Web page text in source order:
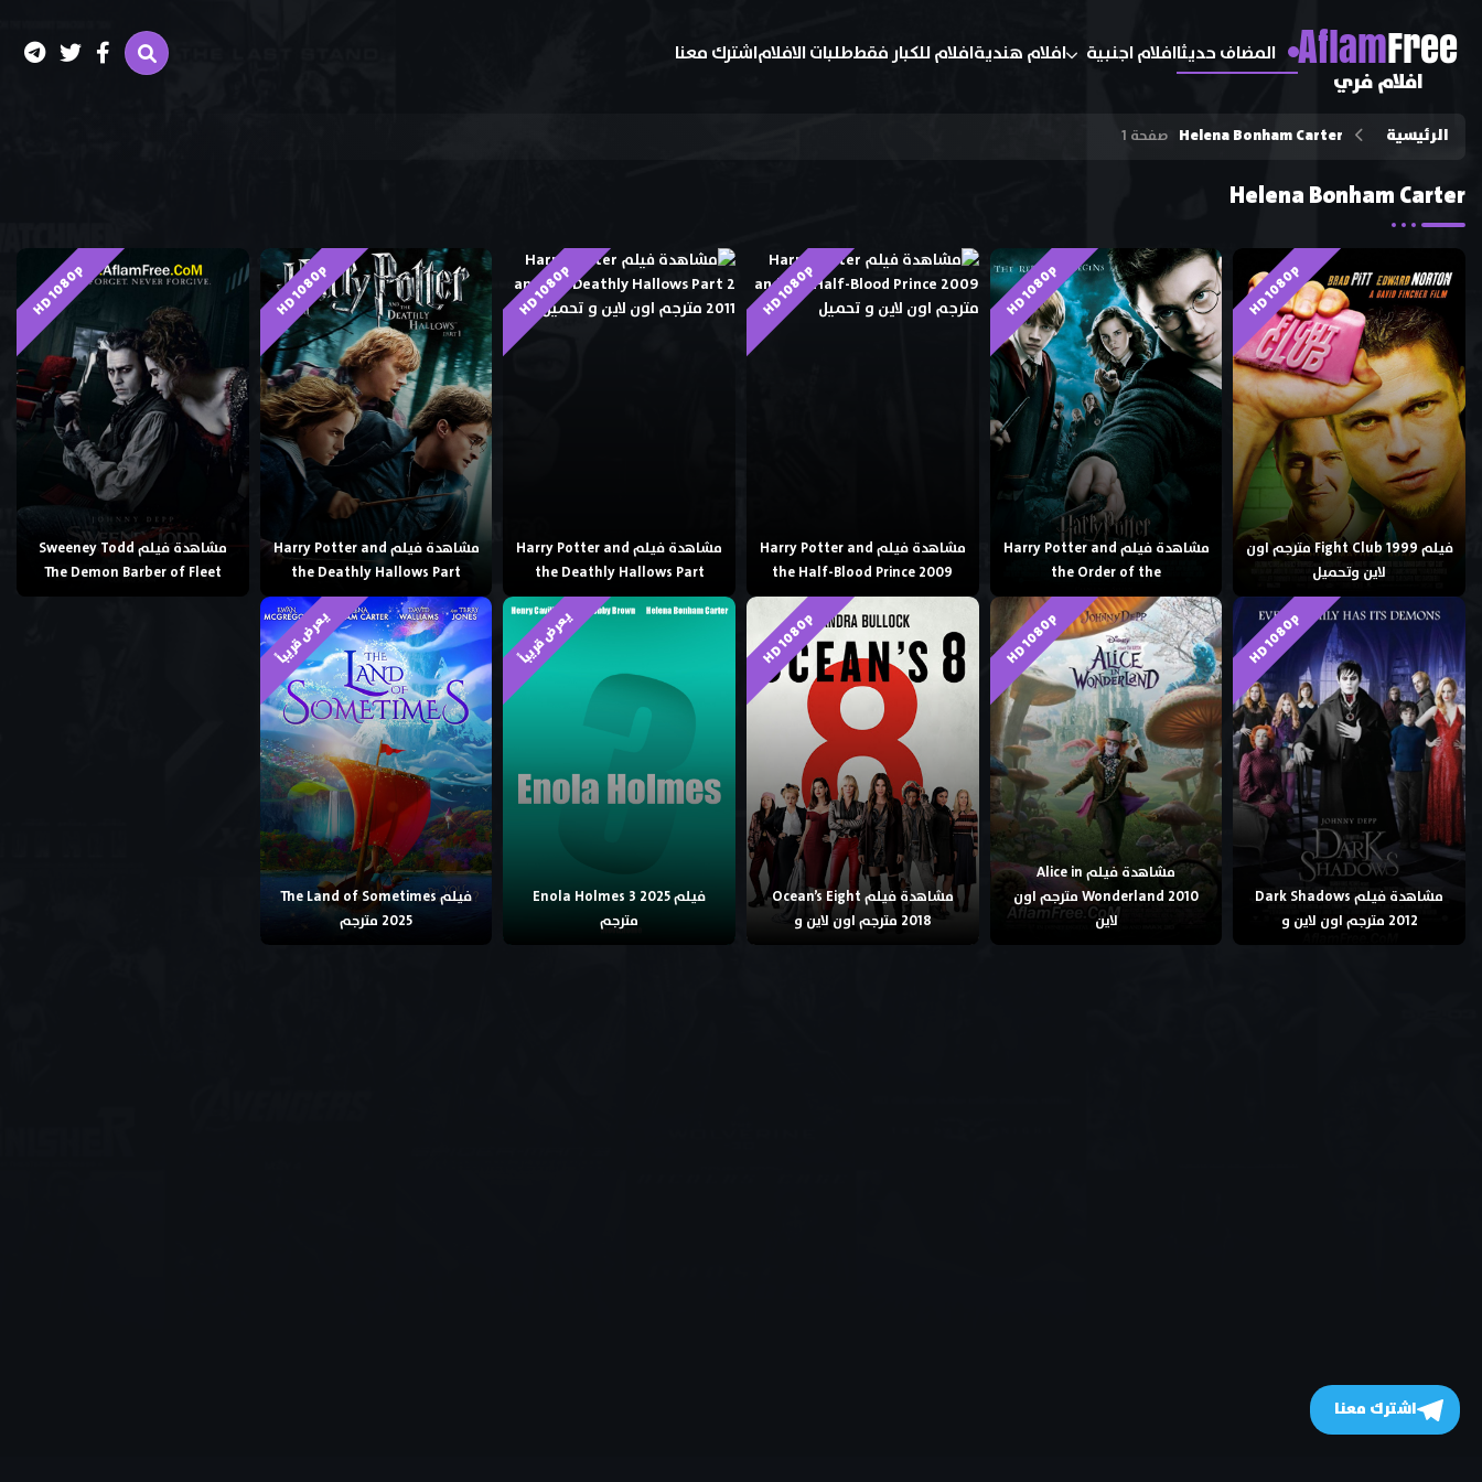
AflamFree
افلام فري
المضاف حديثاافلام اجنبية افلام هنديةافلام للكبار فقططلبات الافلاماشترك معنا
الرئيسية Helena Bonham Carter صفحة 1
Helena Bonham Carter
HD 1080p
فيلم Fight Club 1999 مترجم اون
لاين وتحميل
HD 1080p
مشاهدة فيلم Harry Potter and
the Order of the
HD 1080p
مشاهدة فيلم Harry Potter and
the Half-Blood Prince 2009
HD 1080p
مشاهدة فيلم Harry Potter and
the Deathly Hallows Part
HD 1080p
مشاهدة فيلم Harry Potter and
the Deathly Hallows Part
HD 1080p
مشاهدة فيلم Sweeney Todd
The Demon Barber of Fleet
HD 1080p
مشاهدة فيلم Dark Shadows
2012 مترجم اون لاين و
HD 1080p
مشاهدة فيلم Alice in
Wonderland 2010 مترجم اون
لاين
HD 1080p
مشاهدة فيلم Ocean’s Eight
2018 مترجم اون لاين و
يعرض قريباً
فيلم Enola Holmes 3 2025
مترجم
يعرض قريباً
فيلم The Land of Sometimes
2025 مترجم
اشترك معنا